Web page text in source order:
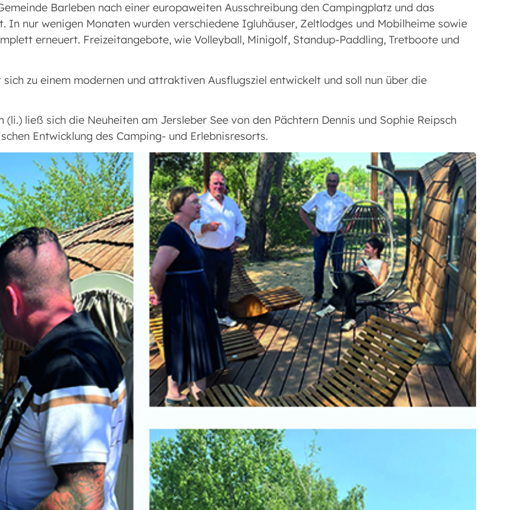
Barleben nach einer europaweiten Ausschreibung den Campingplatz und das
In nur wenigen Monaten wurden verschiedene Igluhäuser, Zeltlodges und Mobilheime sowie
erneuert. Freizeitangebote, wie Volleyball, Minigolf, Standup-Paddling, Tretboote und
zu einem modernen und attraktiven Ausflugsziel entwickelt und soll nun über die
ließ sich die Neuheiten am Jersleber See von den Pächtern Dennis und Sophie Reipsch
Entwicklung des Camping- und Erlebnisresorts.